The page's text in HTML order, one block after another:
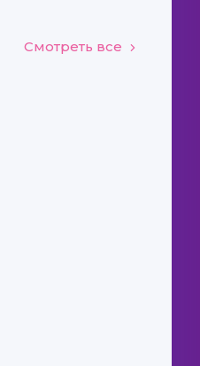
Смотреть все